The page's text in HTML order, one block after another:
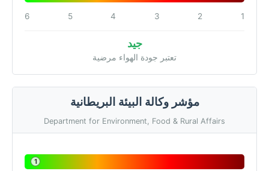
1
2
3
4
5
6
جيد
تعتبر جودة الهواء مرضية
مؤشر وكالة البيئة البريطانية
Department for Environment, Food & Rural Affairs
1